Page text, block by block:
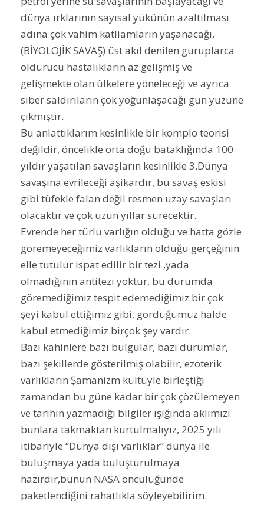
dünya ırklarının sayısal yükünün azaltılması
adına çok vahim katliamların yaşanacağı,
(BİYOLOJİK SAVAŞ) üst akıl denilen guruplarca
öldürücü hastalıkların az gelişmiş ve
gelişmekte olan ülkelere yöneleceği ve ayrıca
siber saldırıların çok yoğunlaşacağı gün yüzüne
çıkmıştır.
Bu anlattıklarım kesinlikle bir komplo teorisi
değildir, öncelikle orta doğu bataklığında 100
yıldır yaşatılan savaşların kesinlikle 3.Dünya
savaşına evrileceği aşikardır, bu savaş eskisi
gibi tüfekle falan değil resmen uzay savaşları
olacaktır ve çok uzun yıllar sürecektir.
Evrende her türlü varlığın olduğu ve hatta gözle
göremeyeceğimiz varlıkların olduğu gerçeğinin
elle tutulur ispat edilir bir tezi ,yada
olmadığının antitezi yoktur, bu durumda
göremediğimiz tespit edemediğimiz bir çok
şeyi kabul ettiğimiz gibi, gördüğümüz halde
kabul etmediğimiz birçok şey vardır.
Bazı kahinlere bazı bulgular, bazı durumlar,
bazı şekillerde gösterilmiş olabilir, ezoterik
varlıkların Şamanizm kültüyle birleştiği
zamandan bu güne kadar bir çok çözülemeyen
ve tarihin yazmadığı bilgiler ışığında aklımızı
bunlara takmaktan kurtulmalıyız, 2025 yılı
itibariyle ‘’Dünya dışı varlıklar’’ dünya ile
buluşmaya yada buluşturulmaya
hazırdır,bunun NASA öncülüğünde
paketlendiğini rahatlıkla söyleyebilirim.